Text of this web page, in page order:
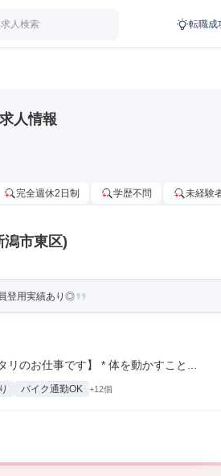
求人検索 転職成
人情報
完全週休2日制 学歴不問 未経験
潟市東区)
登用実績あり◎
のお仕事です】 * 体を動かすこと...
バイク通勤OK +12個